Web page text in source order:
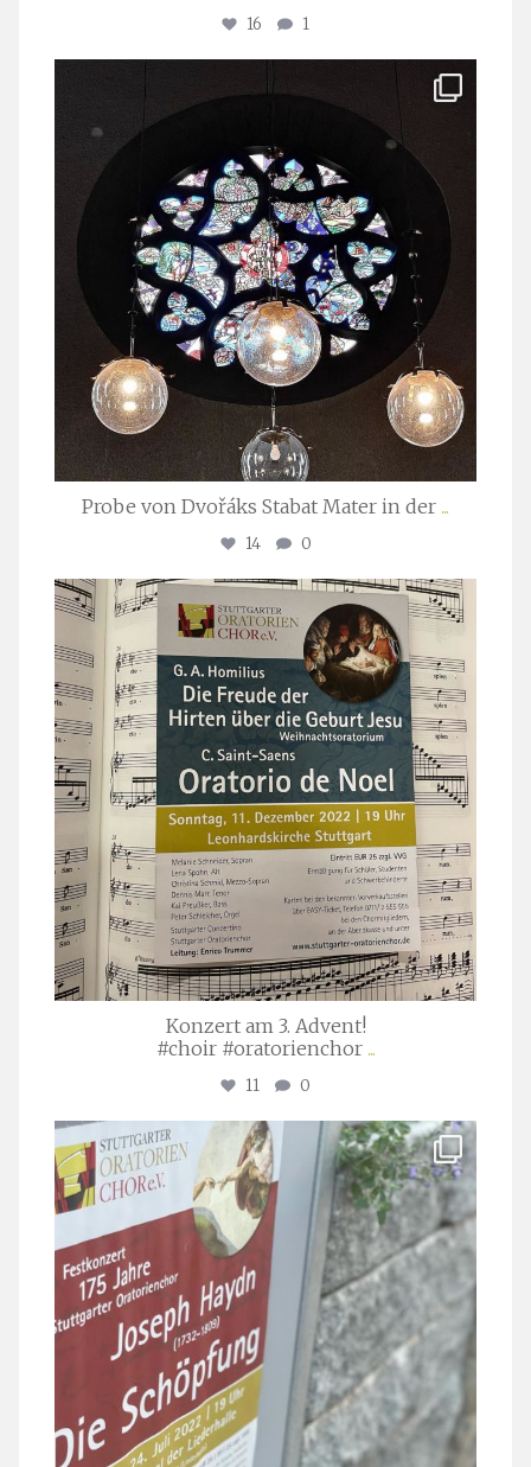
16 1
Apr. 1
Probe von Dvořáks Stabat Mater in der ...
14 0
stuttgarter_oratorienchor
Nov. 29
Konzert am 3. Advent!
#choir #oratorienchor ...
11 0
stuttgarter_oratorienchor
Juli 23